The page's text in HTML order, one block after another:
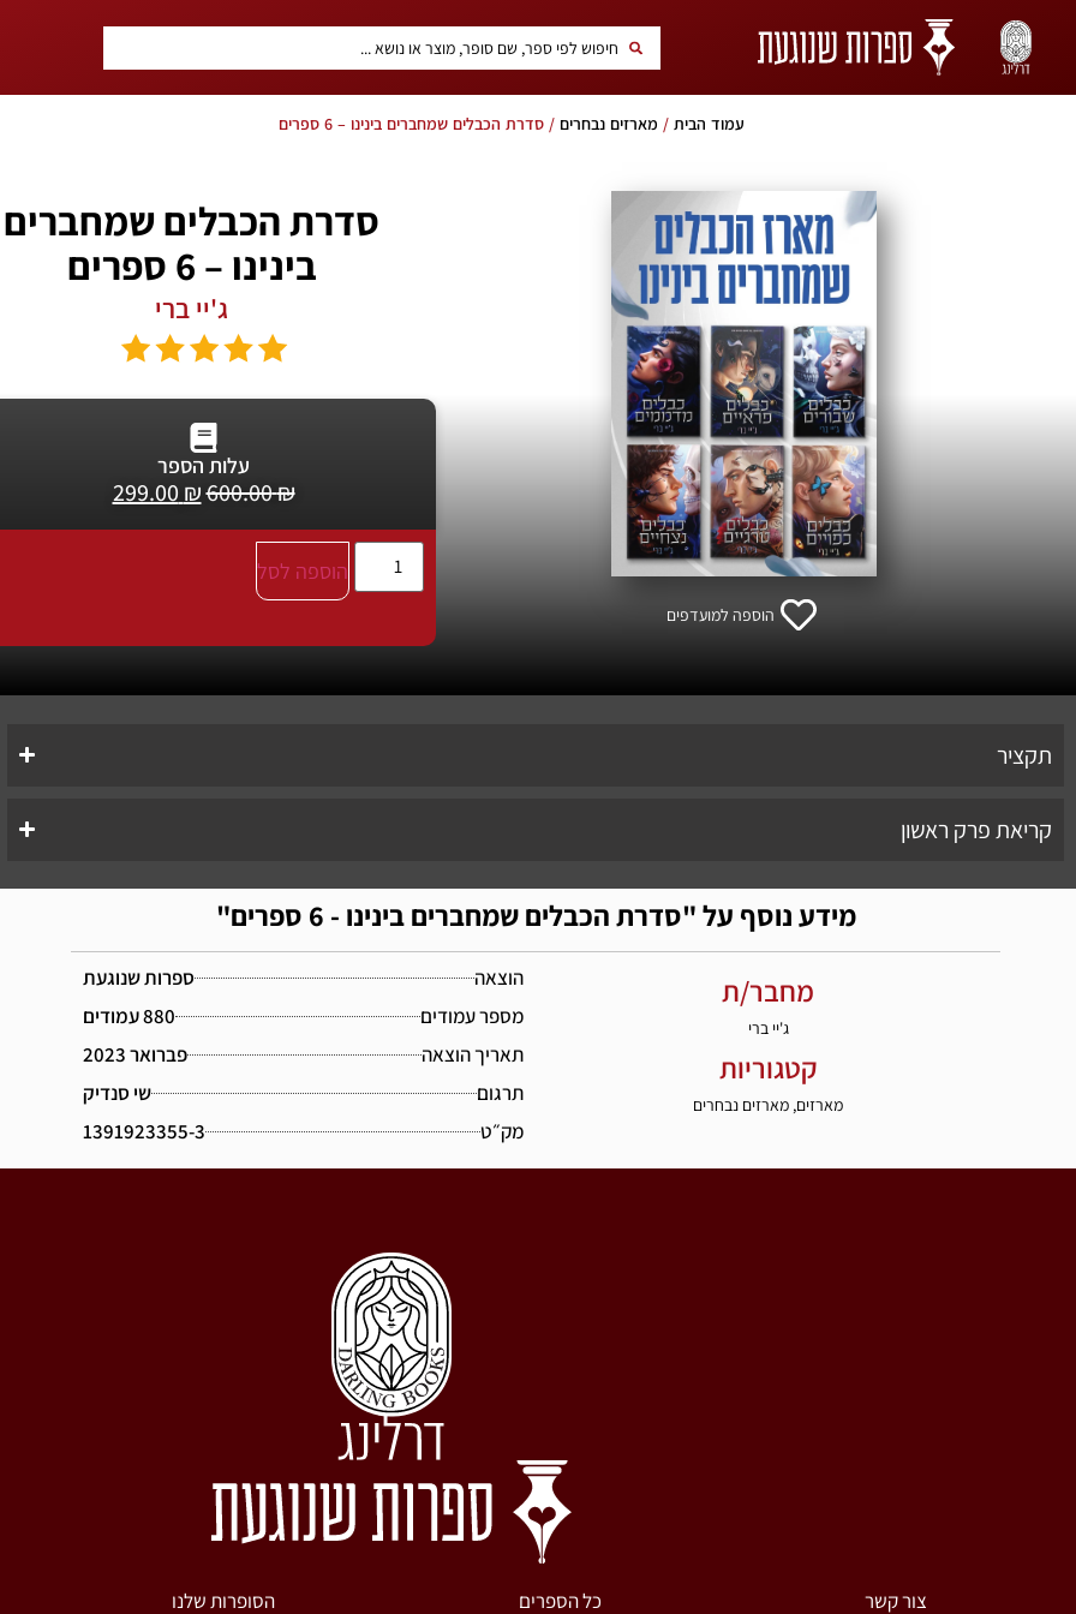
עמוד הבית / מארזים נבחרים / סדרת הכבלים שמחברים בינינו – 6 ספרים
הוספה למועדפים
סדרת הכבלים שמחברים
בינינו – 6 ספרים
ג'יי ברי
עלות הספר
₪
600.00
₪
הוספה לסל
תקציר
קריאת פרק ראשון
מידע נוסף על "סדרת הכבלים שמחברים בינינו - 6 ספרים"
מחבר/ת
ג'יי ברי
קטגוריות
מארזים, מארזים נבחרים
הוצאה
ספרות שנוגעת
מספר עמודים
880 עמודים
תאריך הוצאה
פברואר 2023
תרגום
שי סנדיק
מק״ט
1391923355-3
צור קשר כל הספרים הסופרות שלנו